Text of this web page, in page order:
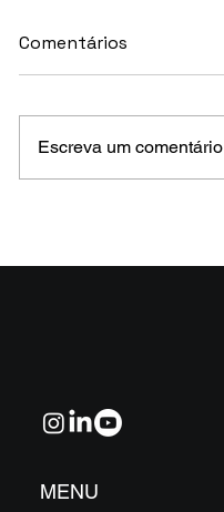
Comentários
Escreva um comentário
MENU